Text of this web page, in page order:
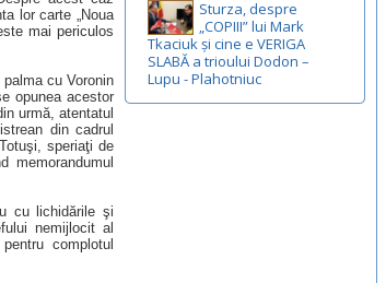
lor carte „Noua
mai periculos
cu Voronin
opunea acestor
urmă, atentatul
din cadrul
speriaţi de
memorandumul
cu lichidările şi
nemijlocit al
complotul
Sturza, despre
„COPIII” lui Mark
Tkaciuk și cine e VERIGA
SLABĂ a trioului Dodon –
Lupu - Plahotniuc